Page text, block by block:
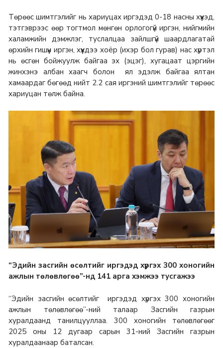
Төрөөс шимтгэлийг нь хариуцах иргэдэд 0-18 насны хүүхэд,
тэтгэврээс өөр тогтмол мөнгөн орлогогүй иргэн, нийгмийн
халамжийн дэмжлэг, туслалцаа зайлшгүй шаардлагатай
өрхийн гишүүн иргэн, хүүхдээ хоёр (ихэр бол гурав) нас хүртэл
нь өсгөн бойжуулж байгаа эх (эцэг), хугацаат цэргийн
жинхэнэ албан хаагч болон ял эдэлж байгаа ялтан
хамаардаг бөгөөд нийт 2.2 сая иргэний шимтгэлийг төрөөс
хариуцан төлж байна.
“Эдийн засгийн өсөлтийг иргэдэд хүргэх 300 хоногийн
ажлын төлөвлөгөө”-нд 141 арга хэмжээ тусгажээ
“Эдийн засгийн өсөлтийг иргэдэд хүргэх 300 хоногийн
ажлын төлөвлөгөө”-ний талаар Засгийн газрын
хуралдаанд танилцууллаа. 300 хоногийн төлөвлөгөөг
2025 оны 12 дугаар сарын 31-ний Засгийн газрын
хуралдаанаар баталсан.